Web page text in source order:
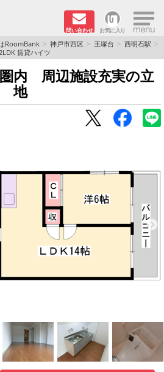
問い合わせ お気に入り ×
RoomBank 神戸市西区 王塚台
西明石駅
賃貸ハイツ
内 周辺施設充実の立
地